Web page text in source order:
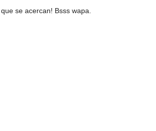
se acercan! Bsss wapa.